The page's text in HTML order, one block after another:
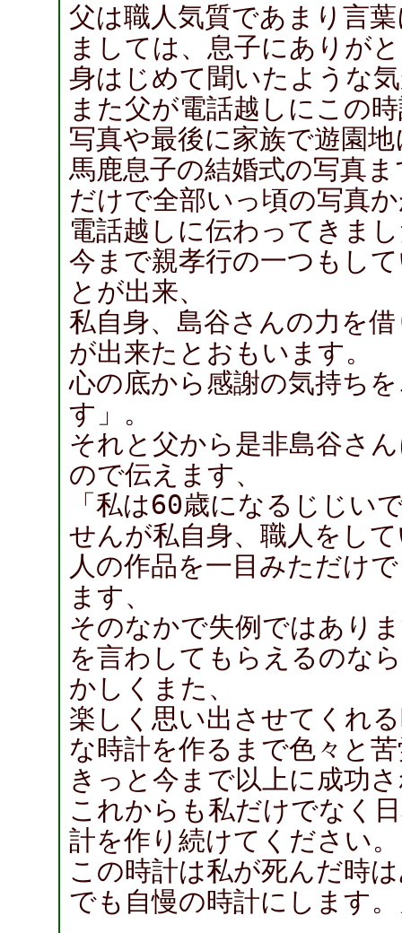
父は職人気質であまり言
ましては、息子にありが
身はじめて聞いたような
また父が電話越しにこの
写真や最後に家族で遊園
馬鹿息子の結婚式の写真
だけで全部いっ頃の写真
電話越しに伝わってきま
今まで親孝行の一つもし
とが出来、
私自身、島谷さんの力を
が出来たとおもいます。
心の底から感謝の気持ち
す」。
それと父から是非島谷さ
ので伝えます、
「私は60歳になるじじい
せんが私自身、職人をし
人の作品を一目みただけ
ます、
そのなかで失例ではあり
を言わしてもらえるのな
かしくまた、
楽しく思い出させてくれ
な時計を作るまで色々と
きっと今まで以上に成功
これからも私だけでなく
計を作り続けてください。
この時計は私が死んだ時
でも自慢の時計にします